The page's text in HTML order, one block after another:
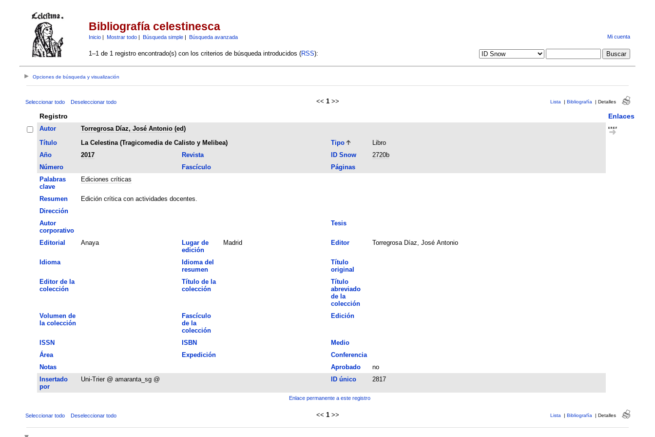
Bibliografía celestinesca
Inicio| Mostrar todo| Búsqueda simple| Búsqueda avanzada Mi cuenta
1–1 de 1 registro encontrado(s) con los criterios de búsqueda introducidos (RSS):
Opciones de búsqueda y visualización
Seleccionar todo Deseleccionar todo << 1 >> Lista | Bibliografía | Detalles
Registro Enlaces
Autor
Torregrosa Díaz, José Antonio (ed)
Título
La Celestina (Tragicomedia de Calisto y Melibea) Tipo
Libro
Año
2017 Revista ID Snow
2720b
Número
Fascículo
Páginas
Palabras
clave
Ediciones críticas
Resumen
Edición crítica con actividades docentes.
Dirección
Autor
corporativo
Tesis
Editorial Anaya
Lugar de
edición
Madrid Editor Torregrosa Díaz, José Antonio
Idioma
Idioma del
resumen
Título
original
Editor de la
colección
Título de la
colección
Título
abreviado
de la
colección
Volumen de
la colección
Fascículo
de la
colección
Edición
ISSN ISBN
Medio
Área
Expedición
Conferencia
Notas
Aprobado
no
Insertado
por
Uni-Trier @ amaranta_sg @ ID único 2817
Enlace permanente a este registro
Seleccionar todo Deseleccionar todo << 1 >> Lista | Bibliografía | Detalles